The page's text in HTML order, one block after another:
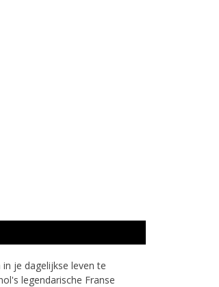
je dagelijkse leven te
legendarische Franse